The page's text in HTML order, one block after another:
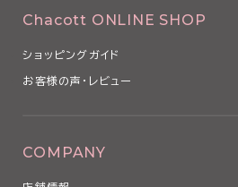
Chacott ONLINE SHOP
ショッピングガイド
お客様の声・レビュー
COMPANY